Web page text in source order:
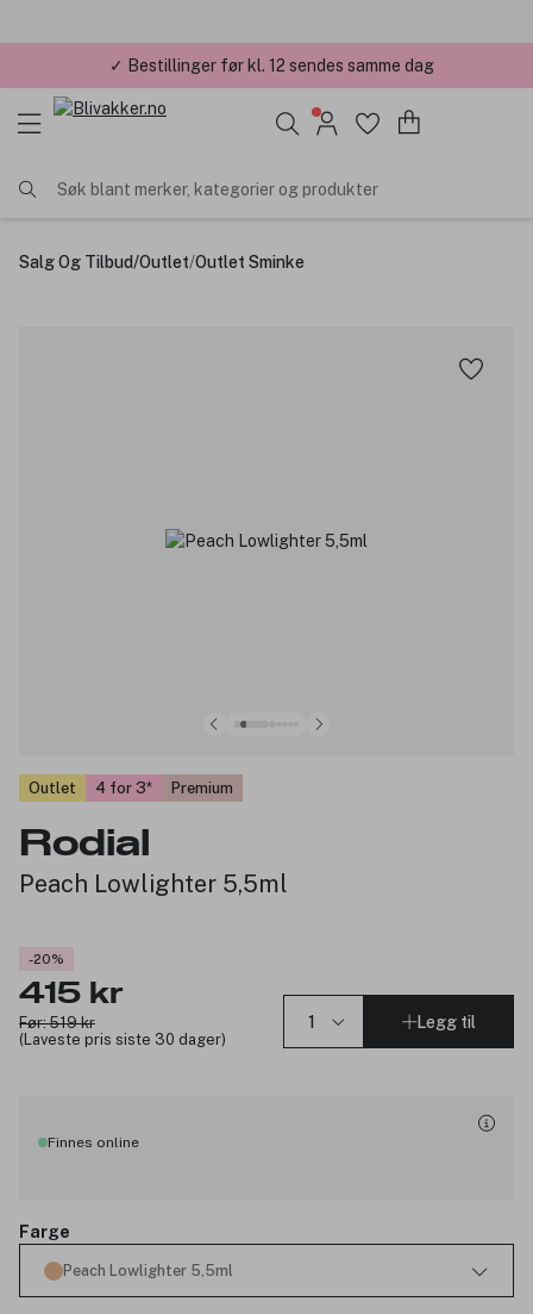
✓ Årets Nettbutikk 2026 og 2025
Søk blant merker, kategorier og produkter
Salg Og Tilbud/Outlet/Outlet Sminke
Outlet 4 for 3 Premium
Rodial
Peach Lowlighter 5,5ml
-20%
415 kr
Før: 519 kr
(Laveste pris siste 30 dager)
Legg til
Finnes online
Farge
Peach Lowlighter 5,5ml